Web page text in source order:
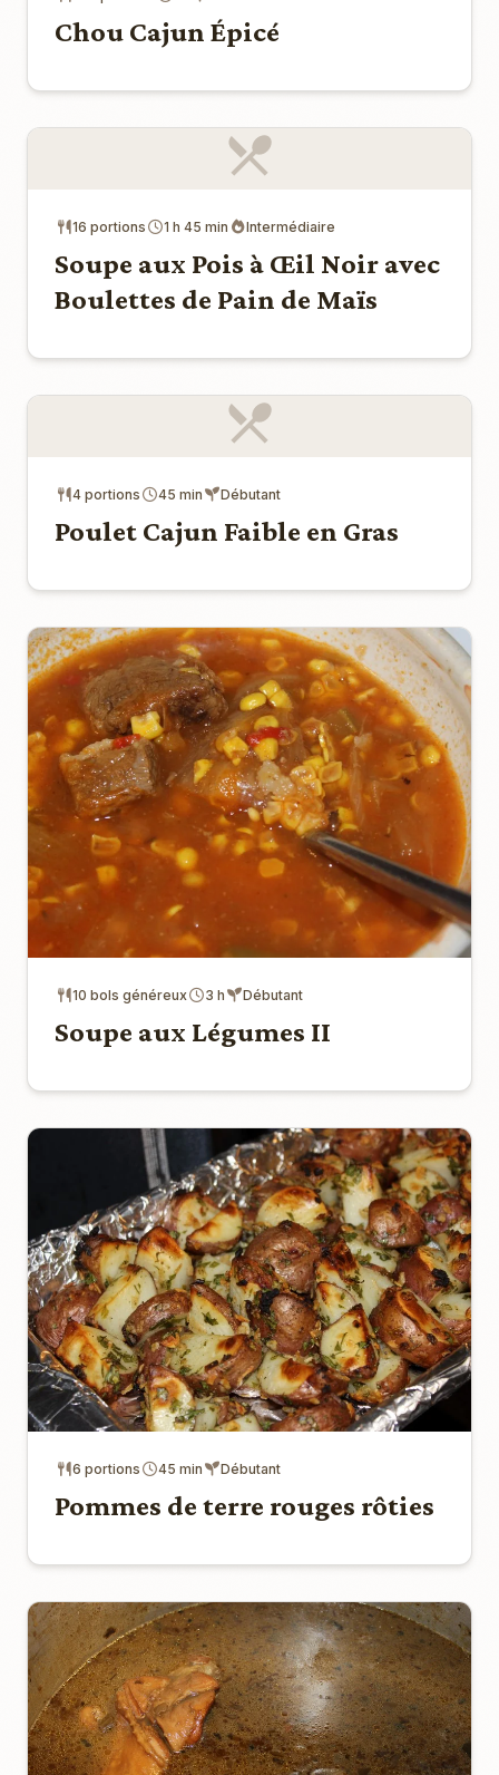
Chou Cajun Épicé
16 portions 1 h 45 min Intermédiaire
Soupe aux Pois à Œil Noir avec
Boulettes de Pain de Maïs
4 portions 45 min Débutant
Poulet Cajun Faible en Gras
10 bols généreux 3 h Débutant
Soupe aux Légumes II
6 portions 45 min Débutant
Pommes de terre rouges rôties